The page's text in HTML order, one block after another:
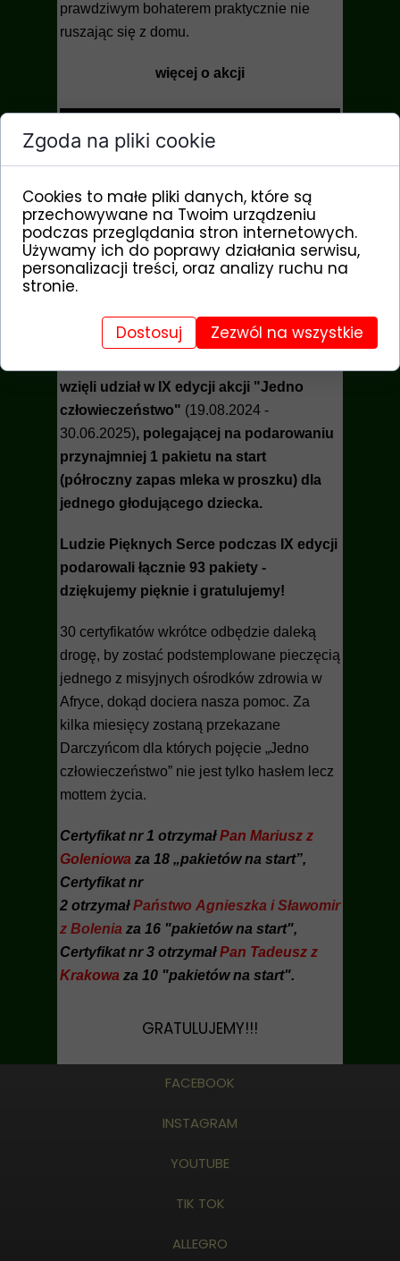
prawdziwym bohaterem praktycznie nie
ruszając się z domu.
więcej o akcji
Zarząd fundacji, jak co roku, przyznał
wzięli udział w IX edycji akcji "Jedno
człowieczeństwo" (19.08.2024 -
30.06.2025), polegającej na podarowaniu
przynajmniej 1 pakietu na start
(półroczny zapas mleka w proszku) dla
jednego głodującego dziecka.
Ludzie Pięknych Serce podczas IX edycji
podarowali łącznie 93 pakiety -
dziękujemy pięknie i gratulujemy!
30 certyfikatów wkrótce odbędzie daleką
drogę, by zostać podstemplowane pieczęcią
jednego z misyjnych ośrodków zdrowia w
Afryce, dokąd dociera nasza pomoc. Za
kilka miesięcy zostaną przekazane
Darczyńcom dla których pojęcie „Jedno
człowieczeństwo” nie jest tylko hasłem lecz
mottem życia.
Certyfikat nr 1 otrzymałPan Mariusz z
Goleniowa za 18 „pakietów na start”,
Certyfikat nr
2 otrzymałPaństwo Agnieszka i Sławomir
z Bolenia za 16 "pakietów na start",
Certyfikat nr 3 otrzymałPan Tadeusz z
Krakowa za 10 "pakietów na start".
GRATULUJEMY!!!
FACEBOOK
INSTAGRAM
YOUTUBE
TIK TOK
ALLEGRO
Zgoda na pliki cookie
Cookies to małe pliki danych, które są
przechowywane na Twoim urządzeniu
podczas przeglądania stron internetowych.
Używamy ich do poprawy działania serwisu,
personalizacji treści, oraz analizy ruchu na
stronie.
Dostosuj Zezwól na wszystkie